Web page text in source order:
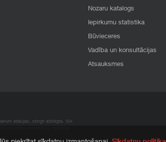
Nozaru katalogs
Iepirkumu statistika
Būvieceres
Vadība un konsultācijas
Atsauksmes
atļaujas, stingri aizliegta. SIA